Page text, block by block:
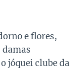
e flores,
damas
jóquei clube da